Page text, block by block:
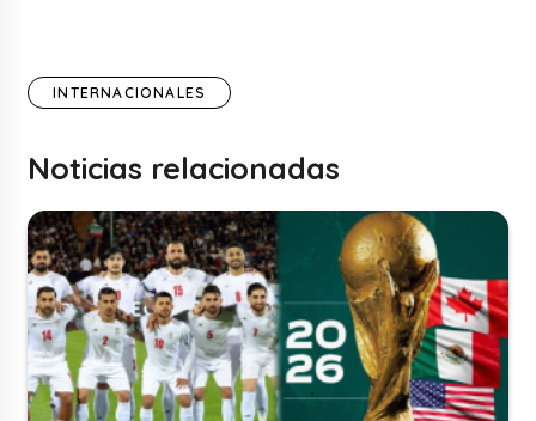
INTERNACIONALES
Noticias relacionadas